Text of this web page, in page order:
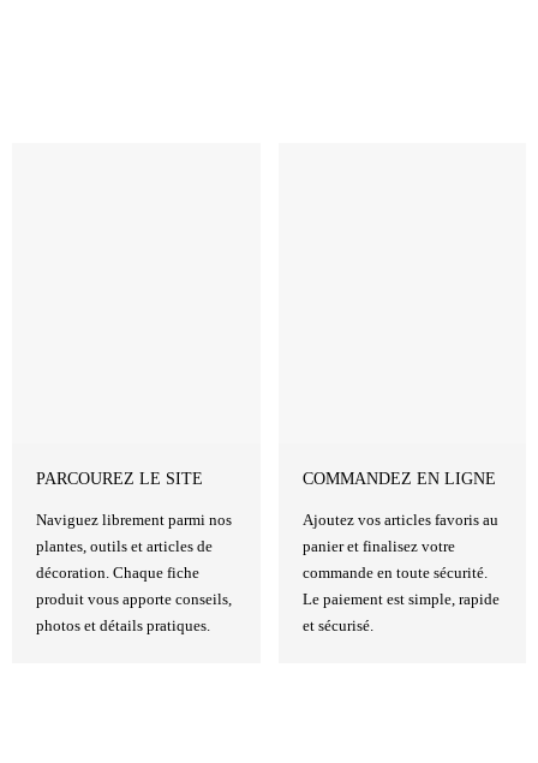
PARCOUREZ LE SITE
Naviguez librement parmi nos
plantes, outils et articles de
décoration. Chaque fiche
produit vous apporte conseils,
photos et détails pratiques.
COMMANDEZ EN LIGNE
Ajoutez vos articles favoris au
panier et finalisez votre
commande en toute sécurité.
Le paiement est simple, rapide
et sécurisé.